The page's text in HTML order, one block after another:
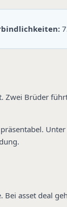
Zwei Brüder
asset deal